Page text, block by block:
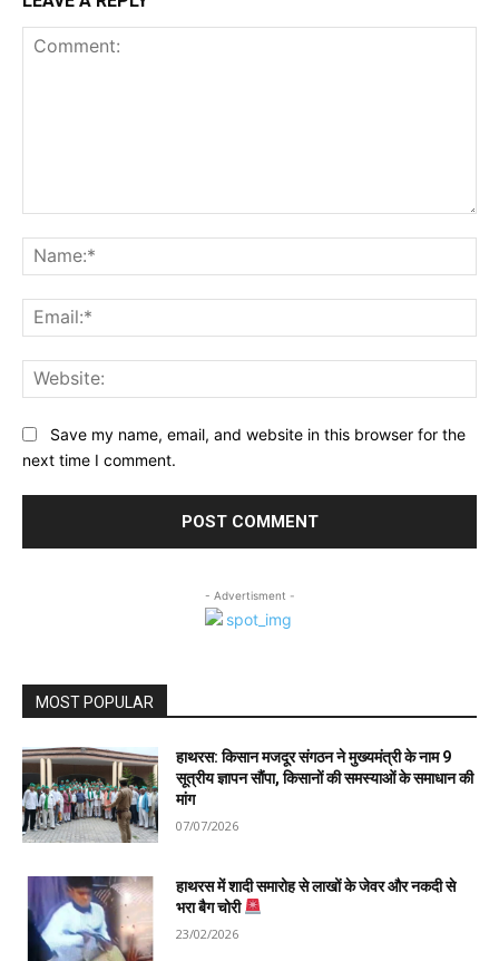
Save my name, email, and website in this browser for the
next time I comment.
- Advertisment -
MOST POPULAR
हाथरस: किसान मजदूर संगठन ने मुख्यमंत्री के नाम 9
सूत्रीय ज्ञापन सौंपा, किसानों की समस्याओं के समाधान की
मांग
07/07/2026
हाथरस में शादी समारोह से लाखों के जेवर और नकदी से
भरा बैग चोरी
23/02/2026